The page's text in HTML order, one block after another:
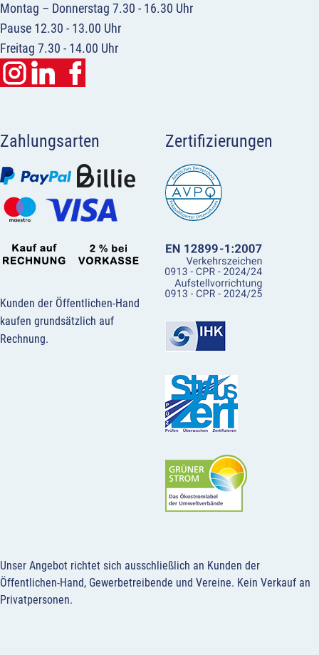
Montag – Donnerstag 7.30 - 16.30 Uhr
Pause 12.30 - 13.00 Uhr
Freitag 7.30 - 14.00 Uhr
Zahlungsarten
Kunden der Öffentlichen-Hand
kaufen grundsätzlich auf
Rechnung.
Zertifizierungen
Unser Angebot richtet sich ausschließlich an Kunden der
Öffentlichen-Hand, Gewerbetreibende und Vereine. Kein Verkauf an
Privatpersonen.